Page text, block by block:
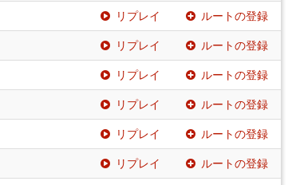
リプレイ ルートの登録
リプレイ ルートの登録
リプレイ ルートの登録
リプレイ ルートの登録
リプレイ ルートの登録
リプレイ ルートの登録